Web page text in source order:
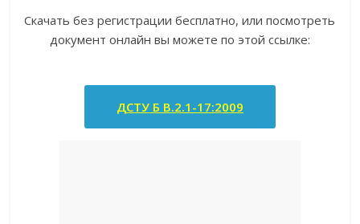
Скачать без регистрации бесплатно, или посмотреть
документ онлайн вы можете по этой ссылке:
ДСТУ Б В.2.1-17:2009